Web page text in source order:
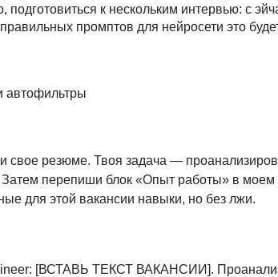
к нескольким интервью: с
промптов для нейросети это
автофильтры
свое резюме. Твоя задача —
перепиши блок «Опыт работы» в моем
для этой вакансии навыки, но без лжи.
[ВСТАВЬ ТЕКСТ ВАКАНСИИ].